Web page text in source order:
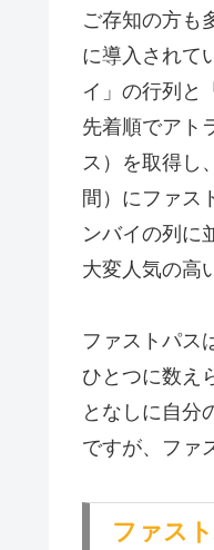
ご存知の方も
に導入されて
イ」の行列と
先着順でアト
ス）を取得し
間）にファス
ンバイの列に
大変人気の高
ファストパス
ひとつに数え
となしに自分
ですが、ファ
ファス